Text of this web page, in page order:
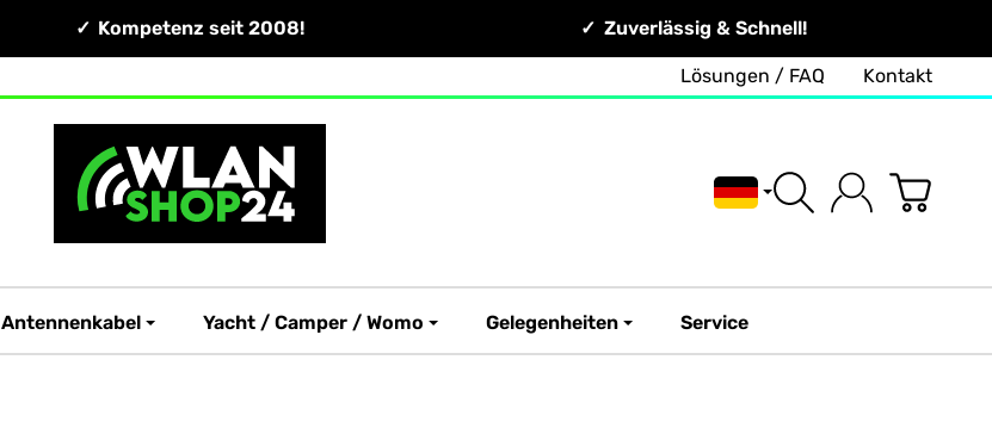
Kompetenz seit 2008! Zuverlässig & Schnell!
Lösungen / FAQ Kontakt
Deutsch
Antennenkabel Yacht / Camper / Womo Gelegenheiten Service